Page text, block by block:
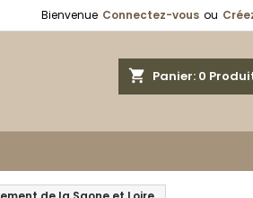
Bienvenue Connectez-vous ou
shopping_cart Panier: 0